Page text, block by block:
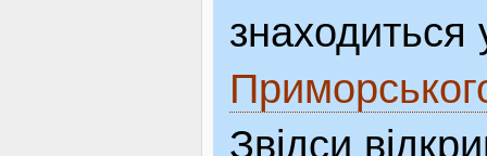
знаходиться
Звідси